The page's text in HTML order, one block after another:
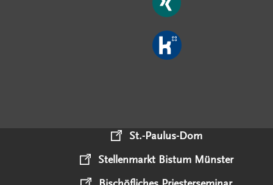
St.-Paulus-Dom
Stellenmarkt Bistum Münster